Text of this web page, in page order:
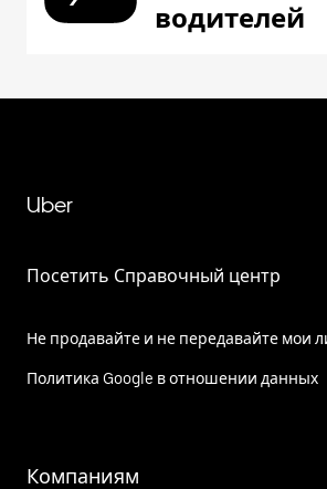
водителей
Uber
Посетить Справочный центр
Не продавайте и не передавайте мои
Политика Google в отношении данных
Компаниям